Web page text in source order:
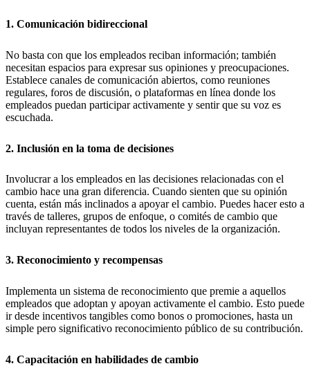
1. Comunicación bidireccional
No basta con que los empleados reciban información; también
necesitan espacios para expresar sus opiniones y preocupaciones.
Establece canales de comunicación abiertos, como reuniones
regulares, foros de discusión, o plataformas en línea donde los
empleados puedan participar activamente y sentir que su voz es
escuchada.
2. Inclusión en la toma de decisiones
Involucrar a los empleados en las decisiones relacionadas con el
cambio hace una gran diferencia. Cuando sienten que su opinión
cuenta, están más inclinados a apoyar el cambio. Puedes hacer esto a
través de talleres, grupos de enfoque, o comités de cambio que
incluyan representantes de todos los niveles de la organización.
3. Reconocimiento y recompensas
Implementa un sistema de reconocimiento que premie a aquellos
empleados que adoptan y apoyan activamente el cambio. Esto puede
ir desde incentivos tangibles como bonos o promociones, hasta un
simple pero significativo reconocimiento público de su contribución.
4. Capacitación en habilidades de cambio